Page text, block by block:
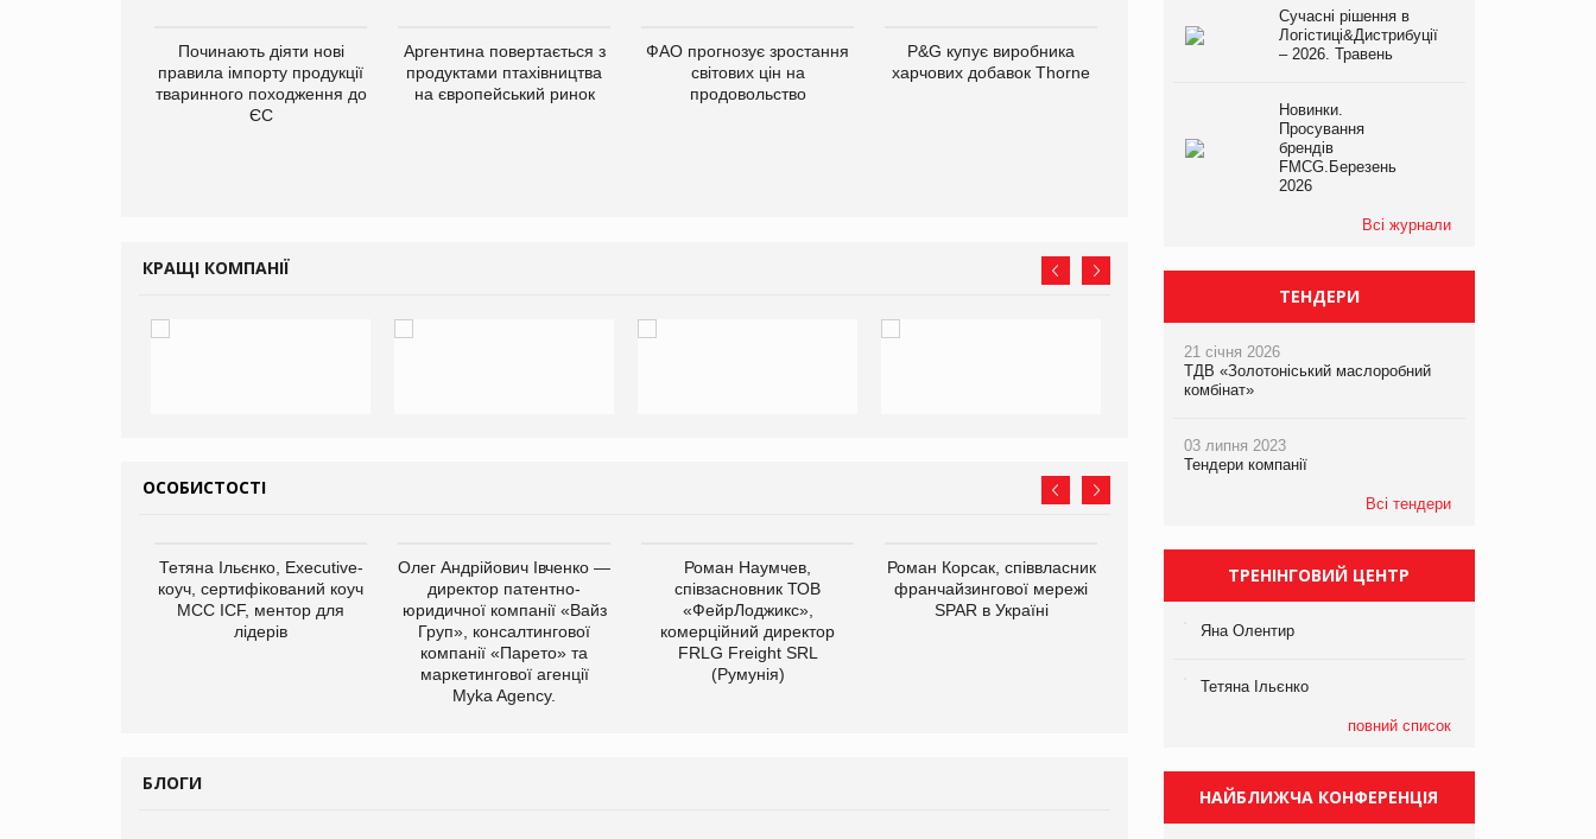
Починають діяти нові
правила імпорту продукції
тваринного походження до
ЄС
Аргентина повертається з
продуктами птахівництва
на європейський ринок
ФАО прогнозує зростання
світових цін на
продовольство
P&G купує виробника
харчових добавок Thorne
Bosch заявила про повне
КРАЩІ КОМПАНІЇ
ОСОБИСТОСТІ
Тетяна Ільєнко, Executive-
коуч, сертифікований коуч
МСС ICF, ментор для
лідерів
Олег Андрійович Івченко —
директор патентно-
юридичної компанії «Вайз
Груп», консалтингової
компанії «Парето» та
маркетингової агенції
Myka Agency.
Роман Наумчев,
співзасновник ТОВ
«ФейрЛоджикс»,
комерційний директор
FRLG Freight SRL
(Румунія)
Роман Корсак, співвласник
франчайзингової мережі
SPAR в Україні
Олексій Логачов-Михайлов
виробництва
Яна Сараніна, директор
БЛОГИ
Сучасні рішення в
Логістиці&Дистрибуції
– 2026. Травень
Новинки.
Просування
брендів
FMCG.Березень
2026
Всі журнали
ТЕНДЕРИ
21 січня 2026
ТДВ «Золотоніський маслоробний
комбінат»
03 липня 2023
Тендери компанії
Всі тендери
ТРЕНІНГОВИЙ ЦЕНТР
Яна Олентир
Тетяна Ільєнко
повний список
НАЙБЛИЖЧА КОНФЕРЕНЦІЯ